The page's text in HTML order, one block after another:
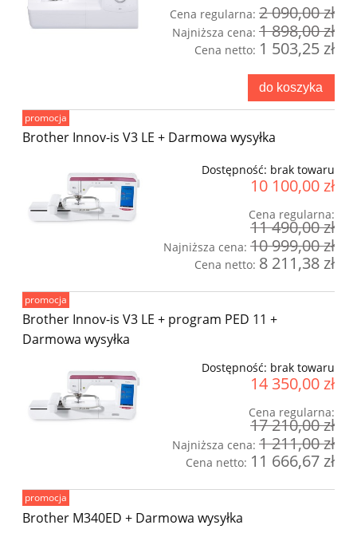
Cena regularna: 2 090,00 zł
Najniższa cena: 1 898,00 zł
Cena netto: 1 503,25 zł
do koszyka
Brother Innov-is V3 LE + Darmowa wysyłka
Dostępność: brak towaru
10 100,00 zł
Cena regularna:
11 490,00 zł
Najniższa cena: 10 999,00 zł
Cena netto: 8 211,38 zł
promocja
Brother Innov-is V3 LE + program PED 11 +
Darmowa wysyłka
Dostępność: brak towaru
14 350,00 zł
Cena regularna:
17 210,00 zł
Najniższa cena: 1 211,00 zł
Cena netto: 11 666,67 zł
promocja
Brother M340ED + Darmowa wysyłka
promocja